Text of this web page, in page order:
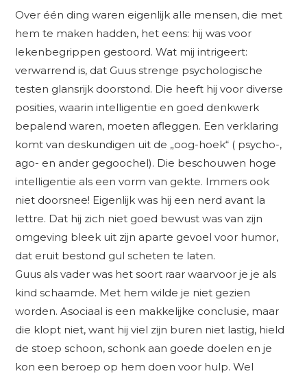
Over één ding waren eigenlijk alle mensen, die met
hem te maken hadden, het eens: hij was voor
lekenbegrippen gestoord. Wat mij intrigeert:
verwarrend is, dat Guus strenge psychologische
testen glansrijk doorstond. Die heeft hij voor diverse
posities, waarin intelligentie en goed denkwerk
bepalend waren, moeten afleggen. Een verklaring
komt van deskundigen uit de „oog-hoek“ ( psycho-,
ago- en ander gegoochel). Die beschouwen hoge
intelligentie als een vorm van gekte. Immers ook
niet doorsnee! Eigenlijk was hij een nerd avant la
lettre. Dat hij zich niet goed bewust was van zijn
omgeving bleek uit zijn aparte gevoel voor humor,
dat eruit bestond gul scheten te laten.
Guus als vader was het soort raar waarvoor je je als
kind schaamde. Met hem wilde je niet gezien
worden. Asociaal is een makkelijke conclusie, maar
die klopt niet, want hij viel zijn buren niet lastig, hield
de stoep schoon, schonk aan goede doelen en je
kon een beroep op hem doen voor hulp. Wel